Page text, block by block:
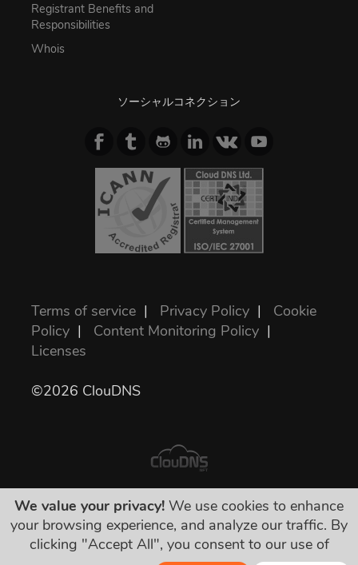
Registrant Benefits and
Responsibilities
Whois
ソーシャルコネクション
Terms of service | Privacy Policy | Cookie
Policy | Content Monitoring Policy |
Licenses
©2026 ClouDNS
表示されている値段が全部最終的で、必要な
税金を含んでいます。隠された料金などは一
切有りません！
We value your privacy! We use cookies to enhance
your browsing experience, and analyze our traffic. By
clicking "Accept All", you consent to our use of